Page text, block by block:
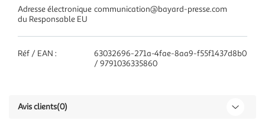
Adresse électronique
du Responsable EU
communication@bayard-presse.com
Réf / EAN :
63032696-271a-4fae-8aa9-f55f1437d8b0
/ 9791036335860
Avis clients(0)